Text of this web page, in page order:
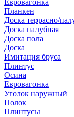
Евровагонка
Планкен
Доска террасно/
Доска палубная
Доска пола
Доска
Имитация бруса
Плинтус
Осина
Евровагонка
Уголок наружный
Полок
Плинтусы